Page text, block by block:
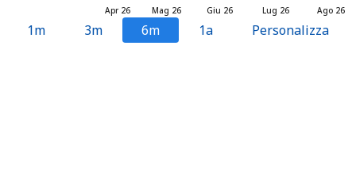
Mag 26 Lug 26
Apr 26 Giu 26 Ago 26
1m 3m 6m 1a Personalizza